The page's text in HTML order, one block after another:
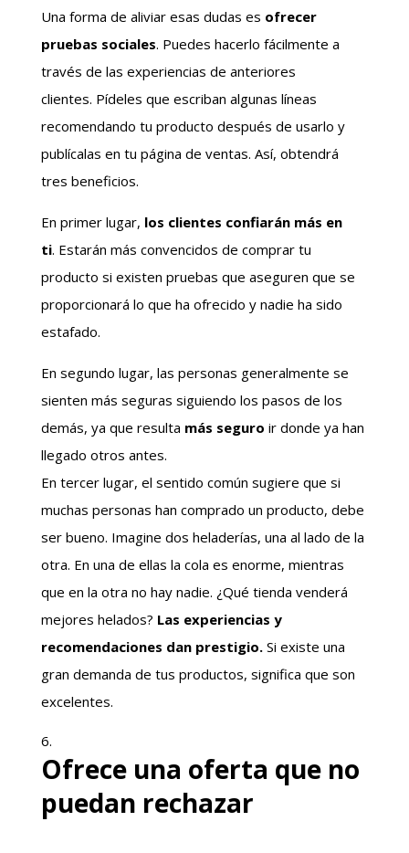
Una forma de aliviar esas dudas es ofrecer
pruebas sociales. Puedes hacerlo fácilmente a
través de las experiencias de anteriores
clientes. Pídeles que escriban algunas líneas
recomendando tu producto después de usarlo y
publícalas en tu página de ventas. Así, obtendrá
tres beneficios.
En primer lugar, los clientes confiarán más en
ti. Estarán más convencidos de comprar tu
producto si existen pruebas que aseguren que se
proporcionará lo que ha ofrecido y nadie ha sido
estafado.
En segundo lugar, las personas generalmente se
sienten más seguras siguiendo los pasos de los
demás, ya que resulta más seguro ir donde ya han
llegado otros antes.
En tercer lugar, el sentido común sugiere que si
muchas personas han comprado un producto, debe
ser bueno. Imagine dos heladerías, una al lado de la
otra. En una de ellas la cola es enorme, mientras
que en la otra no hay nadie. ¿Qué tienda venderá
mejores helados? Las experiencias y
recomendaciones dan prestigio.Si existe una
gran demanda de tus productos, significa que son
excelentes.
Ofrece una oferta que no
puedan rechazar